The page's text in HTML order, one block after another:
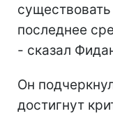
последнее
- сказал
Он
достигнут